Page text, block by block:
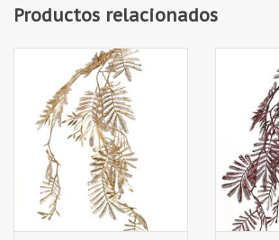
Productos relacionados